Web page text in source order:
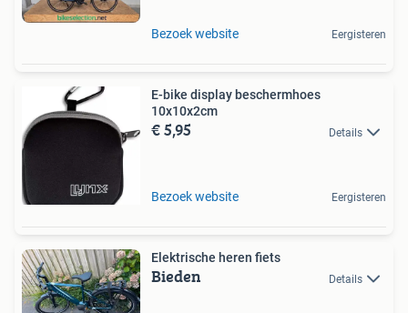
Bezoek website Eergisteren
E-bike display beschermhoes
10x10x2cm
€ 5,95 Details
Bezoek website Eergisteren
Elektrische heren fiets
Bieden Details